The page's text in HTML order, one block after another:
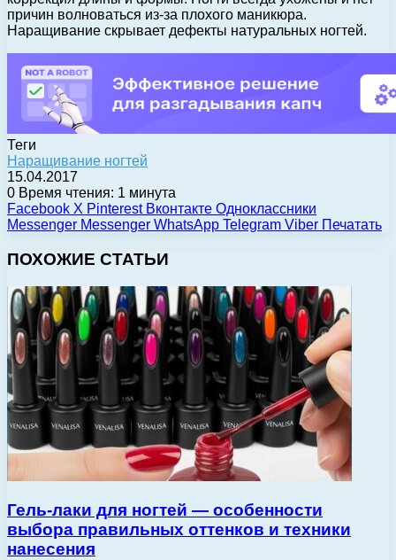
причин волноваться из-за плохого маникюра.
Наращивание скрывает дефекты натуральных ногтей.
Теги
Наращивание ногтей
15.04.2017
0 Время чтения: 1 минута
Facebook X Pinterest Вконтакте Одноклассники
Messenger Messenger WhatsApp Telegram Viber Печатать
ПОХОЖИЕ СТАТЬИ
Гель-лаки для ногтей — особенности
выбора правильных оттенков и техники
нанесения